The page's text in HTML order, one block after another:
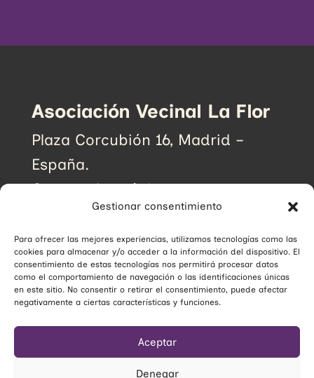
Gestionar consentimiento
Para ofrecer las mejores experiencias, utilizamos tecnologías como las
cookies para almacenar y/o acceder a la información del dispositivo. El
consentimiento de estas tecnologías nos permitirá procesar datos
como el comportamiento de navegación o las identificaciones únicas
en este sitio. No consentir o retirar el consentimiento, puede afectar
negativamente a ciertas características y funciones.
Aceptar
Denegar
Asociación Vecinal La Flor
Plaza Corcubión 16, Madrid –
España.
Correo electrónico:
avlaflor@avlaflor.org
SUSCRÍBETE A NUESTRO BOLETÍN